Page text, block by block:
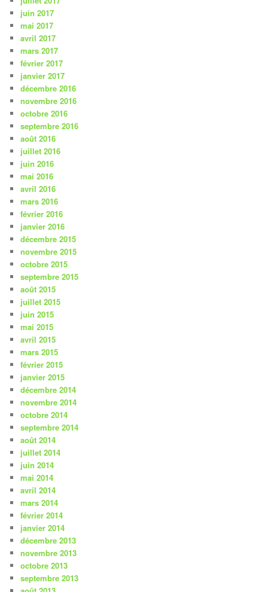
juin 2017
mai 2017
avril 2017
mars 2017
février 2017
janvier 2017
décembre 2016
novembre 2016
octobre 2016
septembre 2016
août 2016
juillet 2016
juin 2016
mai 2016
avril 2016
mars 2016
février 2016
janvier 2016
décembre 2015
novembre 2015
octobre 2015
septembre 2015
août 2015
juillet 2015
juin 2015
mai 2015
avril 2015
mars 2015
février 2015
janvier 2015
décembre 2014
novembre 2014
octobre 2014
septembre 2014
août 2014
juillet 2014
juin 2014
mai 2014
avril 2014
mars 2014
février 2014
janvier 2014
décembre 2013
novembre 2013
octobre 2013
septembre 2013